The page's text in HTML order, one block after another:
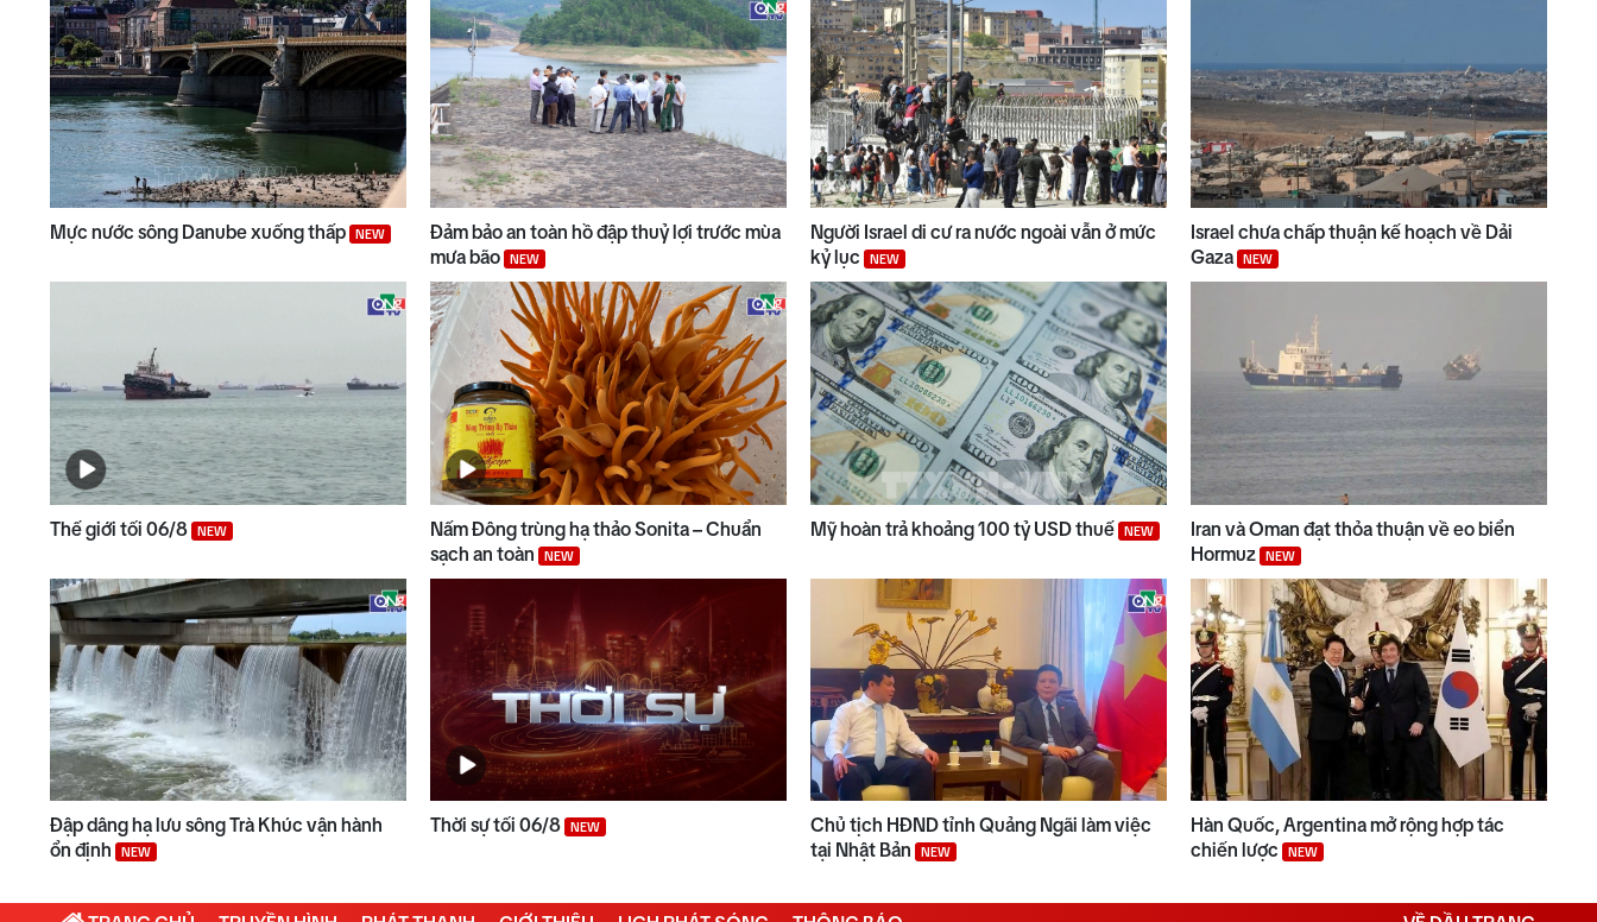
Mực nước sông Danube xuống thấp NEW
Đảm bảo an toàn hồ đập thuỷ lợi trước mùa
mưa bão
NEW
Người Israel di cư ra nước ngoài vẫn ở mức
kỷ lục
NEW
Israel chưa chấp thuận kế hoạch về Dải
Gaza
NEW
Thế giới tối 06/8 NEW
Nấm Đông trùng hạ thảo Sonita – Chuẩn
sạch an toàn
NEW
Mỹ hoàn trả khoảng 100 tỷ USD thuế NEW
Iran và Oman đạt thỏa thuận về eo biển
Hormuz
NEW
Đập dâng hạ lưu sông Trà Khúc vận hành
ổn định
NEW
Thời sự tối 06/8 NEW
Chủ tịch HĐND tỉnh Quảng Ngãi làm việc
tại Nhật Bản
NEW
Hàn Quốc, Argentina mở rộng hợp tác
chiến lược
NEW